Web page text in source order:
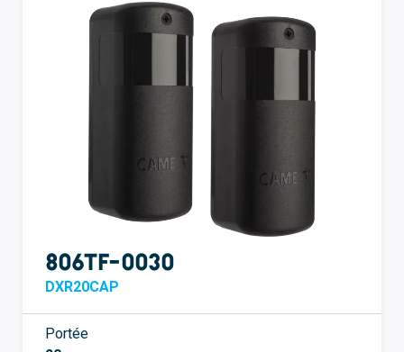
806TF-0030
DXR20CAP
Portée